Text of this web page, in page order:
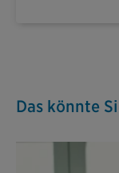
Das könnte